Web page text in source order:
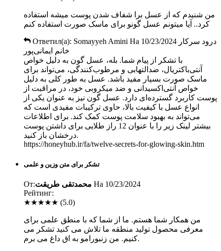
من شنیدم که از عسل برا شفاف شدن پوست میشه استفاده
کرد.. آیا میتونم عسل گونو برای ماسک صورت استفاده کنم
Ответил(а): Somayyeh Amini На 10/23/2024 درود سرکار
خانم ایمانی‌پور
با تشکر از پیام شما. بله، عسل گون به دلیل خواص
آنتی‌باکتریال، ضدالتهابی و مرطوب‌کنندگی، می‌تواند برای
ماسک صورت بسیار مفید باشد. عسل به طور کلی به دلیل
خواص آنتی‌اکسیدانی و ضد میکروبی خود، در مراقبت از
پوست کاربرد گسترده‌ای دارد. عسل گون نیز به عنوان یکی از
انواع عسل با کیفیت بالا، حاوی ترکیبات مفیدی است که
می‌تواند به بهبود سلامت پوست کمک کند. برای اطلاعات
بیشتر لینک زیر را با عنوان 12 راز طلایی برای داشتن پوست
درخشان باز کنید.
https://honeyhub.ir/fa/twelve-secrets-for-glowing-skin.htm
تشکر برای متن وزین و علمی
От:محمدتقی طریقت На 10/23/2024
Рейтинг:
★★★★★ (5.0)
من همکار شما هستم. ما از شما که با منطق علمی برای
معرفی محصول تولید منطقه ما تلاش می کنید تشکر می
کنیم. من زنبورامو به اق داغ می برم.